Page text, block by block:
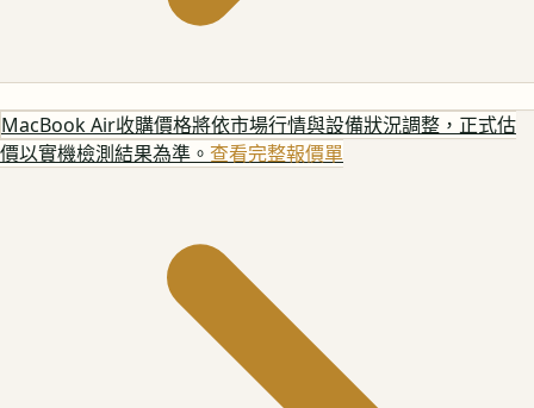
MacBook Air收購價格將依市場行情與設備狀況調整，正式估
價以實機檢測結果為準。 查看完整報價單